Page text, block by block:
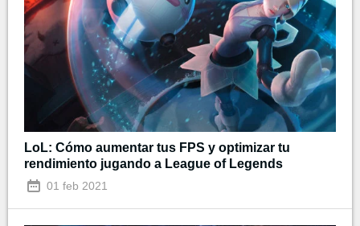
LoL: Cómo aumentar tus FPS y optimizar tu
rendimiento jugando a League of Legends
01 feb 2021